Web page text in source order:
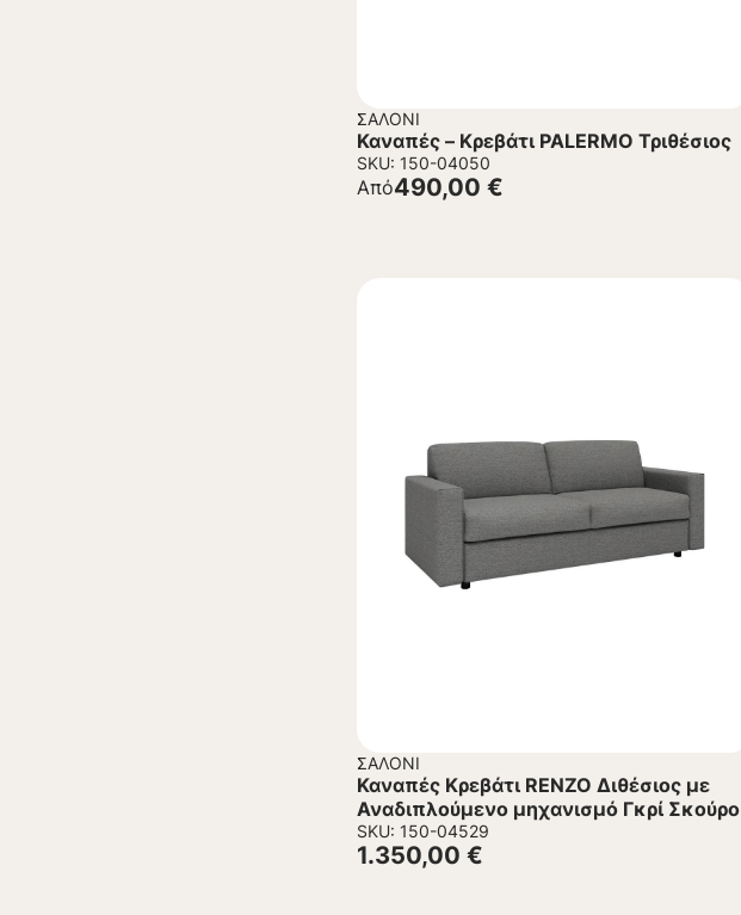
ΣΑΛΌΝΙ
Καναπές – Κρεβάτι PALERMO Τριθέσιος
SKU: 150-04050
Από490,00 €
ΣΑΛΌΝΙ
Καναπές Κρεβάτι RENZO Διθέσιος με
Αναδιπλούμενο μηχανισμό Γκρί Σκούρο
SKU: 150-04529
1.350,00 €